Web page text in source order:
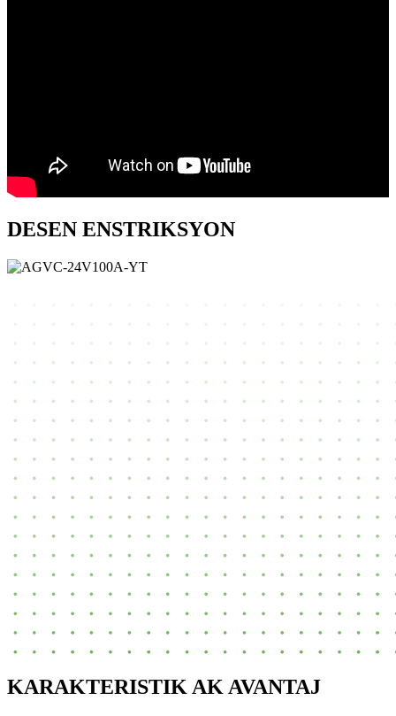
DESEN ENSTRIKSYON
KARAKTERISTIK AK AVANTAJ